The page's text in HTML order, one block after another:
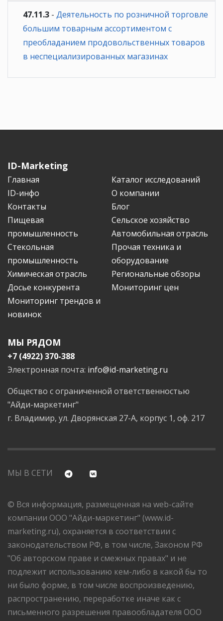
47.11.3 - Деятельность по розничной торговле
большим товарным ассортиментом с
преобладанием продовольственных товаров
в неспециализированных магазинах
ID-Marketing
Главная
Каталог исследований
ID-инфо
О компании
Контакты
Блог
Пищевая
промышленность
Сельское хозяйство
Автомобильная отрасль
Стекольная
промышленность
Прочая техника и
оборудование
Химическая отрасль
Региональные обзоры
Досье конкурента
Мониторинг цен
Мониторинг трендов и
новинок
МЫ РЯДОМ
+7 (4922) 370-388
Электронная почта: info@id-marketing.ru
Общество с ограниченной ответственностью
"Айди-маркетинг"
г. Владимир, ул. Дворянская 27-А, корпус 1, оф. 217
МЫ В СЕТИ
© Вся информация, размещенная на web-сайте
компании ООО "Айди-маркетинг" (www.id-
marketing.ru), охраняется в соответствии с
законодательством РФ, в том числе, Законом РФ
"Об авторском праве и смежных правах" и не
подлежит использованию кем-либо в какой бы то
ни было форме, в том числе воспроизведению,
распространению, переработке иначе как с
письменного разрешения правообладателя ООО